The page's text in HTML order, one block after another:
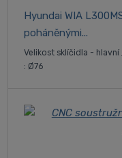
Hyundai WIA
poháněnými...
Velikost sklíčidla -
: Ø76